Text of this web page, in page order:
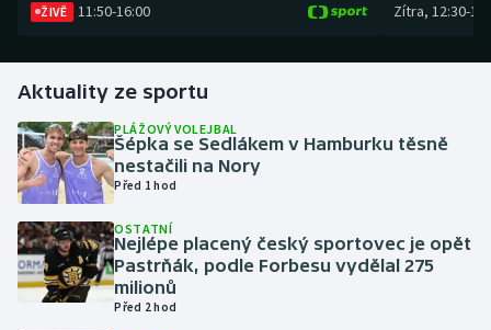
Golf
Gymnastika
Házená
Jezdectví
Judo
ŽIVĚ 11:50-16:00 Zítra, 12:30-
Aktuality ze sportu
PLÁŽOVÝ VOLEJBAL
Šépka se Sedlákem v Hamburku těsně
nestačili na Nory
Před 1 hod
OSTATNÍ
Nejlépe placený český sportovec je opět
Pastrňák, podle Forbesu vydělal 275
milionů
Před 2 hod